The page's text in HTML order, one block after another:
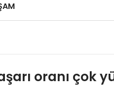
oranı çok